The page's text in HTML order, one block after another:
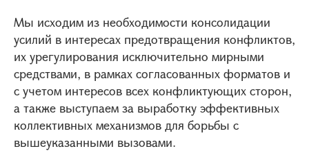
Мы исходим из необходимости консолидации
усилий в интересах предотвращения конфликтов,
их урегулирования исключительно мирными
средствами, в рамках согласованных форматов и
с учетом интересов всех конфликтующих сторон,
а также выступаем за выработку эффективных
коллективных механизмов для борьбы с
вышеуказанными вызовами.